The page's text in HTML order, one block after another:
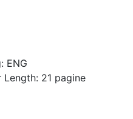
ENG
Length: 21 pagine